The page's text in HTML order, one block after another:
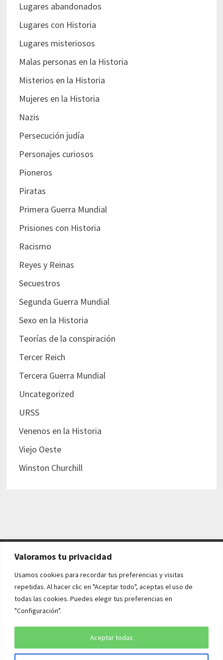
Valoramos tu privacidad
Usamos cookies para recordar tus preferencias y visitas
repetidas. Al hacer clic en "Aceptar todo", aceptas el uso de
todas las cookies. Puedes elegir tus preferencias en
"Configuración".
Aceptar todas
Lugares abandonados
Lugares con Historia
Lugares misteriosos
Malas personas en la Historia
Misterios en la Historia
Mujeres en la Historia
Nazis
Persecución judía
Personajes curiosos
Pioneros
Piratas
Primera Guerra Mundial
Prisiones con Historia
Racismo
Reyes y Reinas
Secuestros
Segunda Guerra Mundial
Sexo en la Historia
Teorías de la conspiración
Tercer Reich
Tercera Guerra Mundial
Uncategorized
URSS
Venenos en la Historia
Viejo Oeste
Winston Churchill
AVISO LEGAL Y POLÍTICAS
Aviso legal
Política de cookies